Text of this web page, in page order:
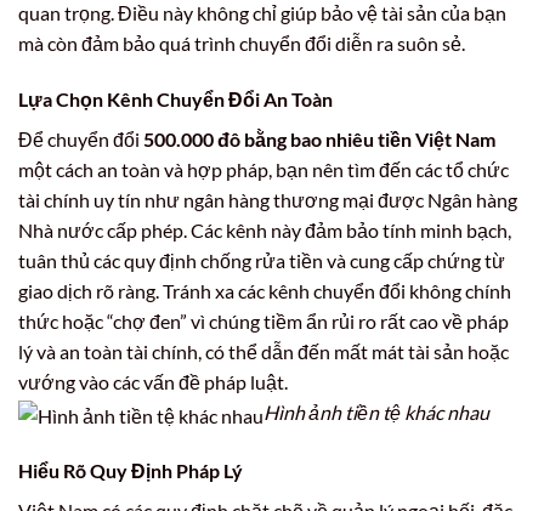
quan trọng. Điều này không chỉ giúp bảo vệ tài sản của bạn
mà còn đảm bảo quá trình chuyển đổi diễn ra suôn sẻ.
Lựa Chọn Kênh Chuyển Đổi An Toàn
Để chuyển đổi 500.000 đô bằng bao nhiêu tiền Việt Nam
một cách an toàn và hợp pháp, bạn nên tìm đến các tổ chức
tài chính uy tín như ngân hàng thương mại được Ngân hàng
Nhà nước cấp phép. Các kênh này đảm bảo tính minh bạch,
tuân thủ các quy định chống rửa tiền và cung cấp chứng từ
giao dịch rõ ràng. Tránh xa các kênh chuyển đổi không chính
thức hoặc “chợ đen” vì chúng tiềm ẩn rủi ro rất cao về pháp
lý và an toàn tài chính, có thể dẫn đến mất mát tài sản hoặc
vướng vào các vấn đề pháp luật.
Hình ảnh tiền tệ khác nhau
Hiểu Rõ Quy Định Pháp Lý